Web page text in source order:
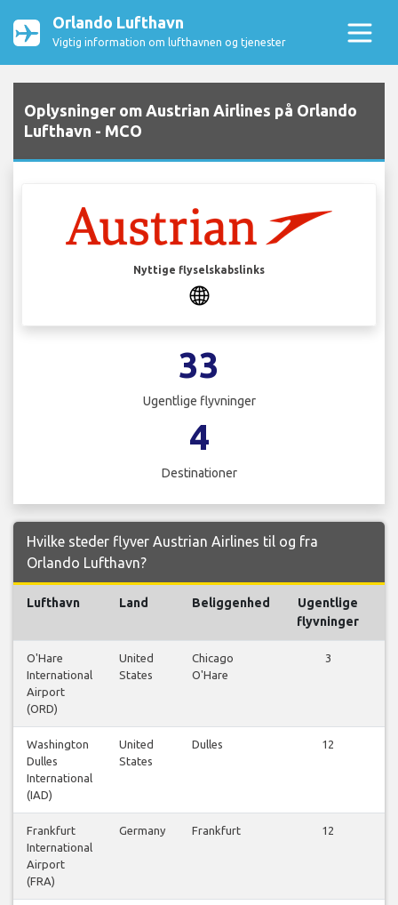
Orlando Lufthavn
Vigtig information om lufthavnen og tjenester
Oplysninger om Austrian Airlines på Orlando
Lufthavn - MCO
Nyttige flyselskabslinks
33
Ugentlige flyvninger
4
Destinationer
Hvilke steder flyver Austrian Airlines til og fra
Orlando Lufthavn?
Lufthavn Land Beliggenhed
Ugentlige
flyvninger
O'Hare
International
Airport
(ORD)
United
States
Chicago
O'Hare
3
Washington
Dulles
International
(IAD)
United
States
Dulles
12
Frankfurt
International
Airport
(FRA)
Germany Frankfurt
12